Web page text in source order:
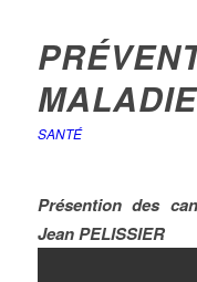
SANTÉ
Présention des
Jean PELISSIER